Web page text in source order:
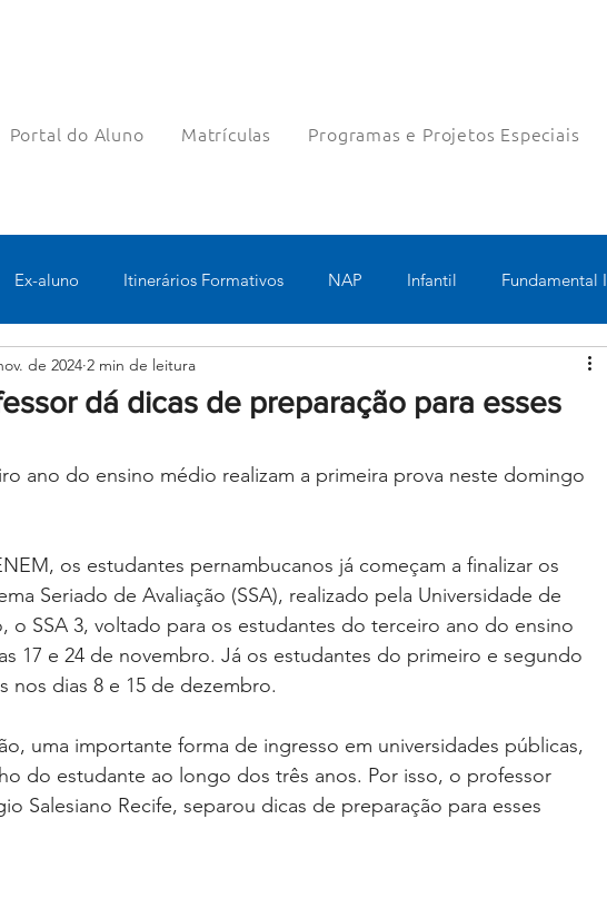
Portal do Aluno Matrículas Programas e Projetos Especiais
Ex-aluno Itinerários Formativos NAP Infantil Fundamental I
Pastoral Esportes
dá dicas de preparação para esses
de 2024 2 min de leitura
ano do ensino médio realizam a primeira prova neste domingo
os estudantes pernambucanos já começam a finalizar os
Seriado de Avaliação (SSA), realizado pela Universidade de
o SSA 3, voltado para os estudantes do terceiro ano do ensino
17 e 24 de novembro. Já os estudantes do primeiro e segundo
nos dias 8 e 15 de dezembro.
uma importante forma de ingresso em universidades públicas,
do estudante ao longo dos três anos. Por isso, o professor
Salesiano Recife, separou dicas de preparação para esses